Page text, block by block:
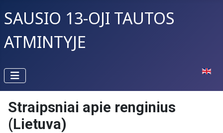
SAUSIO 13-OJI TAUTOS
ATMINTYJE
Straipsniai apie renginius
(Lietuva)